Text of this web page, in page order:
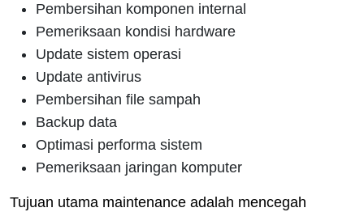
Pembersihan komponen internal
Pemeriksaan kondisi hardware
Update sistem operasi
Update antivirus
Pembersihan file sampah
Backup data
Optimasi performa sistem
Pemeriksaan jaringan komputer
Tujuan utama maintenance adalah mencegah